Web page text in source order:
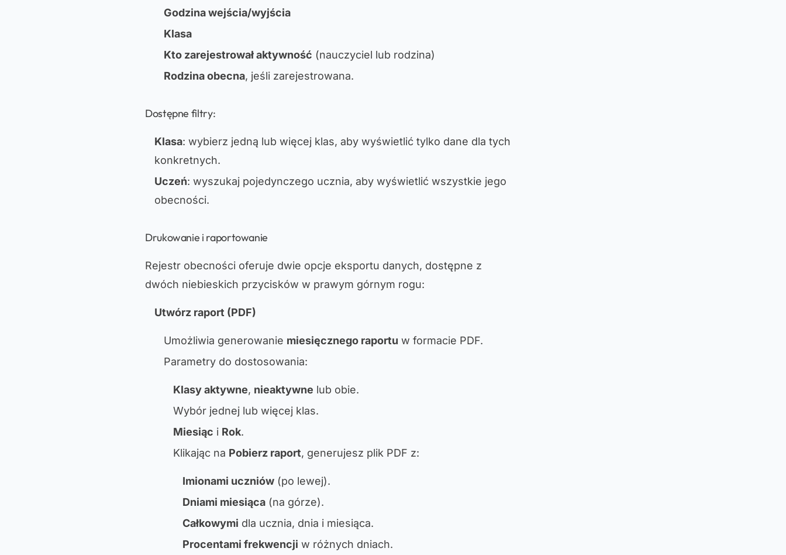
Godzina wejścia/wyjścia
Klasa
Kto zarejestrował aktywność (nauczyciel lub rodzina)
Rodzina obecna, jeśli zarejestrowana.
Dostępne filtry:
Klasa: wybierz jedną lub więcej klas, aby wyświetlić tylko dane dla tych
konkretnych.
Uczeń: wyszukaj pojedynczego ucznia, aby wyświetlić wszystkie jego
obecności.
Drukowanie i raportowanie
Rejestr obecności oferuje dwie opcje eksportu danych, dostępne z
dwóch niebieskich przycisków w prawym górnym rogu:
Utwórz raport (PDF)
Umożliwia generowanie miesięcznego raportu w formacie PDF.
Parametry do dostosowania:
Klasy aktywne, nieaktywne lub obie.
Wybór jednej lub więcej klas.
Miesiąc i Rok.
Klikając na Pobierz raport, generujesz plik PDF z:
Imionami uczniów (po lewej).
Dniami miesiąca (na górze).
Całkowymi dla ucznia, dnia i miesiąca.
Procentami frekwencji w różnych dniach.